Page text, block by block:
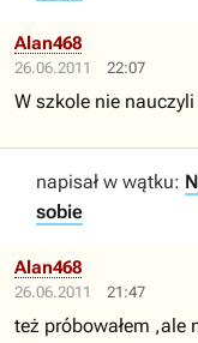
26.06.2011 22:07
Alan468
W szkole nie
napisał w wątku:
sobie
26.06.2011 21:47
Alan468
też próbowałem ,ale